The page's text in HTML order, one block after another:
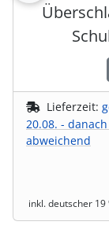
Lieferzeit:
20.08. -
abweichend
inkl. deutscher 19